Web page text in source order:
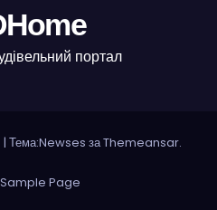
портал
| Тема:Newses заThemeansar.
Sample Page